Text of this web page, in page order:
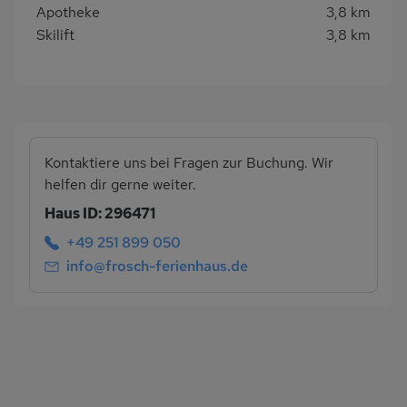
Apotheke
3,8 km
Skilift
3,8 km
Kontaktiere uns bei Fragen zur Buchung. Wir
helfen dir gerne weiter.
Haus ID: 296471
+49 251 899 050
info@frosch-ferienhaus.de